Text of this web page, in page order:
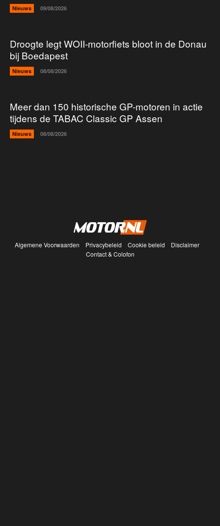
Nieuws 09/08/2026
Droogte legt WOII-motorfiets bloot in de Donau
bij Boedapest
Nieuws 08/08/2026
Meer dan 150 historische GP-motoren in actie
tijdens de TABAC Classic GP Assen
Nieuws 08/08/2026
Algemene Voorwaarden Privacybeleid Cookie beleid
Disclaimer
Contact & Colofon